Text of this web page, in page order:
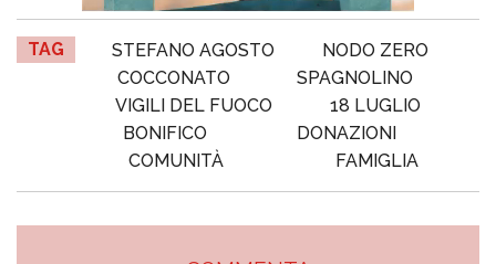
TAG STEFANO AGOSTO
NODO ZERO
COCCONATO
SPAGNOLINO
VIGILI DEL FUOCO
18 LUGLIO
BONIFICO
DONAZIONI
COMUNITÀ
FAMIGLIA